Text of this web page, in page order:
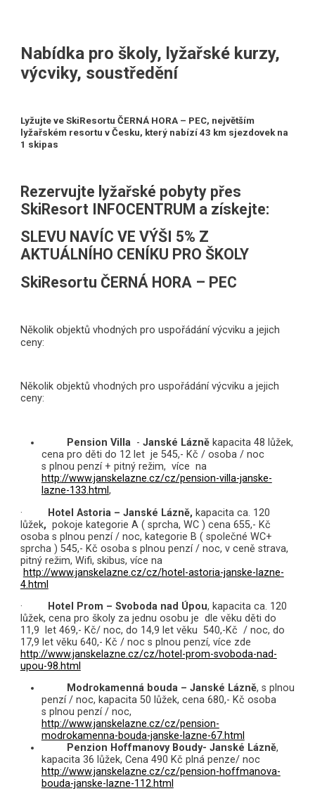
Nabídka pro školy, lyžařské kurzy,
výcviky, soustředění
Lyžujte ve SkiResortu ČERNÁ HORA – PEC, největším
lyžařském resortu v Česku, který nabízí 43 km sjezdovek na
1 skipas
Rezervujte lyžařské pobyty přes
SkiResort INFOCENTRUM a získejte:
SLEVU NAVÍC VE VÝŠI 5% Z
AKTUÁLNÍHO CENÍKU PRO ŠKOLY
SkiResortu ČERNÁ HORA – PEC
Několik objektů vhodných pro uspořádání výcviku a jejich
ceny:
Několik objektů vhodných pro uspořádání výcviku a jejich
ceny:
Pension Villa - Janské Lázněkapacita 48 lůžek,
cena pro děti do 12 let je 545,- Kč / osoba / noc
s plnou penzí + pitný režim, více na
http://www.janskelazne.cz/cz/pension-villa-janske-
lazne-133.html ,
·
Hotel Astoria– Janské Lázně, kapacita ca. 120
lůžek, pokoje kategorie A ( sprcha, WC ) cena 655,- Kč
osoba s plnou penzí / noc, kategorie B ( společné WC+
sprcha ) 545,- Kč osoba s plnou penzí / noc, v ceně strava,
pitný režim, Wifi, skibus, více na
http://www.janskelazne.cz/cz/hotel-astoria-janske-lazne-
4.html
·
Hotel Prom – Svoboda nad Úpou, kapacita ca. 120
lůžek, cena pro školy za jednu osobu je dle věku děti do
11,9
let 469,- Kč/ noc, do 14,9 let věku 540,-Kč / noc, do
17,9 let věku 640,- Kč / noc s plnou penzí, více zde
http://www.janskelazne.cz/cz/hotel-prom-svoboda-nad-
upou-98.html
Modrokamenná bouda– Janské Lázně, s plnou
penzí / noc, kapacita 50 lůžek, cena 680,- Kč osoba
s plnou penzí / noc,
http://www.janskelazne.cz/cz/pension-
modrokamenna-bouda-janske-lazne-67.html
Penzion Hoffmanovy Boudy- Janské Lázně,
kapacita 36 lůžek, Cena 490 Kč plná penze/ noc
http://www.janskelazne.cz/cz/pension-hoffmanova-
bouda-janske-lazne-112.html